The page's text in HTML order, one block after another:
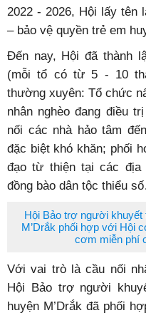
2022 - 2026, Hội lấy tên
– bảo vệ quyền trẻ em
Đến nay, Hội đã thành
(mỗi tổ có từ 5 - 10
thường xuyên: Tổ chức
nhân nghèo đang điều
nối các nhà hảo tâm
đặc biệt khó khăn; phối
đạo từ thiện tại các địa
đồng bào dân tộc thiểu
Hội Bảo trợ người khuyết
M’Drắk phối hợp với Hội
cơm miễn phí
Với vai trò là cầu nối
Hội Bảo trợ người
huyện M’Drắk đã phối